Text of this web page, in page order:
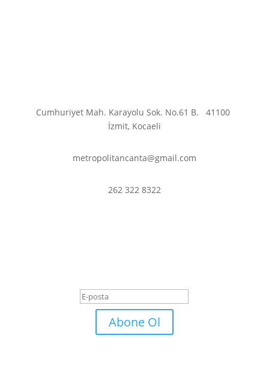
Cumhuriyet Mah. Karayolu Sok. No.61 B.41100
İzmit, Kocaeli
metropolitancanta@gmail.com
262 322 8322
Abone Ol